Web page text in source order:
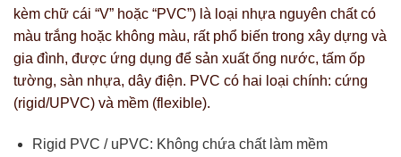
kèm chữ cái “V” hoặc “PVC”) là loại nhựa nguyên chất có
màu trắng hoặc không màu, rất phổ biến trong xây dựng và
gia đình, được ứng dụng để sản xuất ống nước, tấm ốp
tường, sàn nhựa, dây điện. PVC có hai loại chính: cứng
(rigid/UPVC) và mềm (flexible).
Rigid PVC / uPVC: Không chứa chất làm mềm